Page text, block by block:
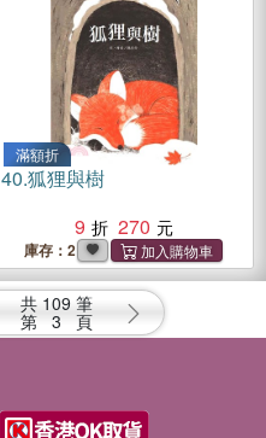
滿額折
40.狐狸與樹
9
270
庫存：2
共 109 筆
第 3 頁